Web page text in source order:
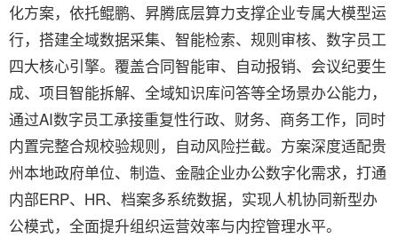
化方案，依托鲲鹏、昇腾底层算力支撑企业专属大模型运
行，搭建全域数据采集、智能检索、规则审核、数字员工
四大核心引擎。覆盖合同智能审、自动报销、会议纪要生
成、项目智能拆解、全域知识库问答等全场景办公能力，
通过AI数字员工承接重复性行政、财务、商务工作，同时
内置完整合规校验规则，自动风险拦截。方案深度适配贵
州本地政府单位、制造、金融企业办公数字化需求，打通
内部ERP、HR、档案多系统数据，实现人机协同新型办
公模式，全面提升组织运营效率与内控管理水平。